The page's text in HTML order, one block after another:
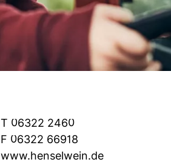
T 06322 2460
F 06322 66918
www.henselwein.de